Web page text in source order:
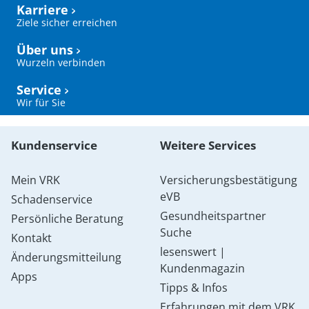
Karriere
Ziele sicher erreichen
Über uns
Wurzeln verbinden
Service
Wir für Sie
Kundenservice
Mein VRK
Schadenservice
Persönliche Beratung
Kontakt
Änderungsmitteilung
Apps
Weitere Services
Versicherungsbestätigung
eVB
Gesundheitspartner
Suche
lesenswert |
Kundenmagazin
Tipps & Infos